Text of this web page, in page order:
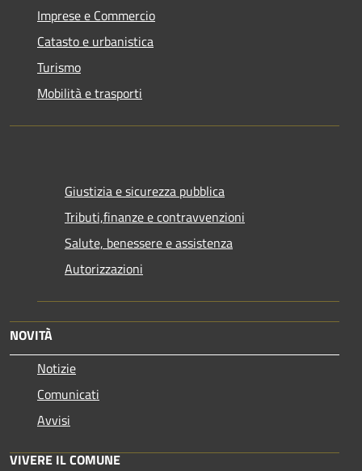
Imprese e Commercio
Catasto e urbanistica
Turismo
Mobilità e trasporti
Giustizia e sicurezza pubblica
Tributi,finanze e contravvenzioni
Salute, benessere e assistenza
Autorizzazioni
NOVITÀ
Notizie
Comunicati
Avvisi
VIVERE IL COMUNE